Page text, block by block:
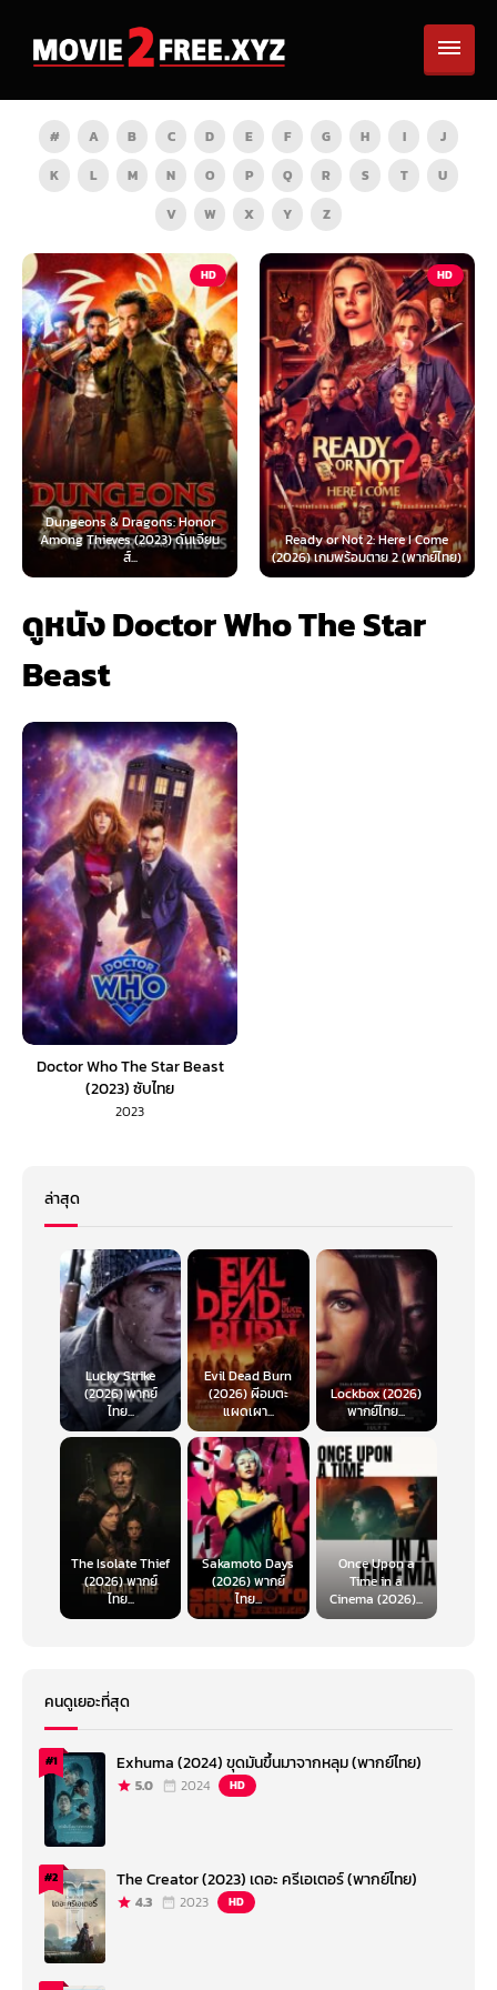
# A B C D E F G H I
J
K
L M N O P Q R S T
U
V
W X Y Z
HD
เจียน
HD
Ready or Not 2: Here I Come
(2026) เกมพร้อมตาย 2 (พากย์ไทย)
Now You See Me: Now You
(2025) อาชญากลปล้นโลก...
ดูหนัง Doctor Who The Star
Beast
Doctor Who The Star Beast
(2023) ซับไทย
2023
ล่าสุด
Lucky Strike
(2026) พากย์
ไทย...
Evil Dead Burn
(2026) ผีอมตะ
แผดเผา...
Lockbox (2026)
พากย์ไทย...
The Isolate Thief
(2026) พากย์
ไทย...
Sakamoto Days
(2026) พากย์
ไทย...
Once Upon a
Time in a
Cinema (2026)...
คนดูเยอะที่สุด
#1 Exhuma (2024) ขุดมันขึ้นมาจากหลุม (พากย์ไทย)
5.0 2024 HD
#2 The Creator (2023) เดอะ ครีเอเตอร์ (พากย์ไทย)
4.3 2023 HD